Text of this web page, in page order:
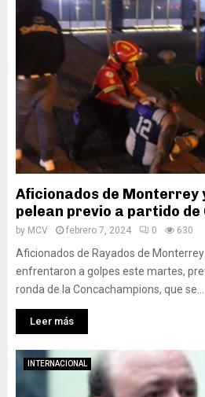
Aficionados de Monterrey
pelean previo a partido de
by MCV febrero 7, 2024 0 630
Aficionados de Rayados de
enfrentaron a golpes este martes,
ronda de la Concachampions, que se...
Leer más
INTERNACIONAL